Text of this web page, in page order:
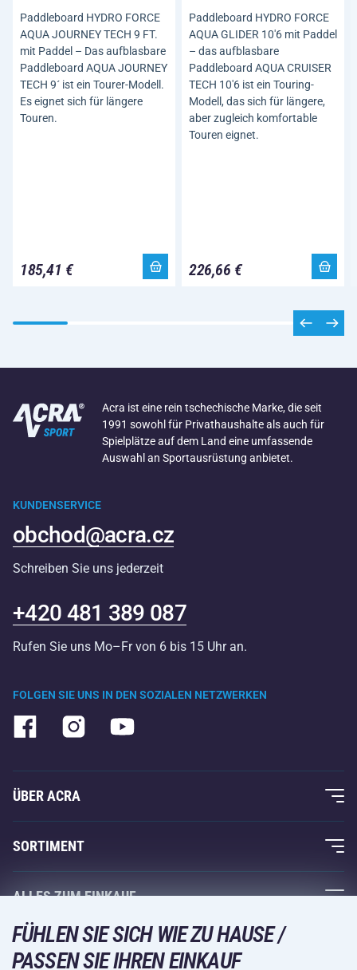
Paddleboard HYDRO FORCE
AQUA JOURNEY TECH 9 FT.
mit Paddel – Das aufblasbare
Paddleboard AQUA JOURNEY
TECH 9´ ist ein Tourer-Modell.
Es eignet sich für längere
Touren.
185,41 €
Paddleboard HYDRO FORCE
AQUA GLIDER 10'6 mit Paddel
– das aufblasbare
Paddleboard AQUA CRUISER
TECH 10'6 ist ein Touring-
Modell, das sich für längere,
aber zugleich komfortable
Touren eignet.
226,66 €
Acra ist eine rein tschechische Marke, die seit
1991 sowohl für Privathaushalte als auch für
Spielplätze auf dem Land eine umfassende
Auswahl an Sportausrüstung anbietet.
FOLGEN SIE UNS IN DEN SOZIALEN NETZWERKEN
KUNDENSERVICE
obchod@acra.cz
Schreiben Sie uns jederzeit
+420 481 389 087
Rufen Sie uns Mo–Fr von 6 bis 15 Uhr an.
ÜBER ACRA
Über uns
Acra-Garantie
Kontakte
Großhandel
Einkaufsratgeber
SORTIMENT
Fitness und Krafttraining
Racketsportarten
Wintersport
ALLES ZUM EINKAUF
Acra-Garantie
FÜHLEN SIE SICH WIE ZU HAUSE /
PASSEN SIE IHREN EINKAUF